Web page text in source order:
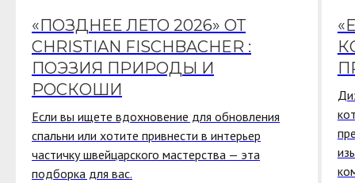
«ПОЗДНЕЕ ЛЕТО 2026» ОТ
CHRISTIAN FISCHBACHER :
ПОЭЗИЯ ПРИРОДЫ И
РОСКОШИ
Если вы ищете вдохновение для обновления
спальни или хотите привнести в интерьер
частичку швейцарского мастерства — эта
подборка для вас.